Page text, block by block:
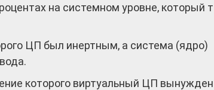
на системном уровне, который
ЦП был инертным, а система (ядро)
которого виртуальный ЦП